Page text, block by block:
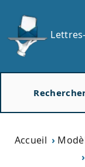
Accueil